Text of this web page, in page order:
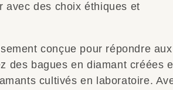
avec des choix éthiques et
conçue pour répondre aux
des bagues en diamant créées
cultivés en laboratoire.